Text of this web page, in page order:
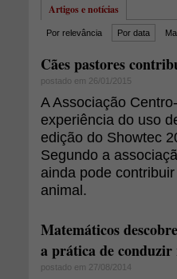
Artigos e notícias
Por relevância Por data
Cães pastores
postado em 26/01/2015
A Associação
experiência do uso
edição do Showtec
Segundo a
ainda pode
animal.
Matemáticos
a prática de conduzir
postado em 27/08/2014